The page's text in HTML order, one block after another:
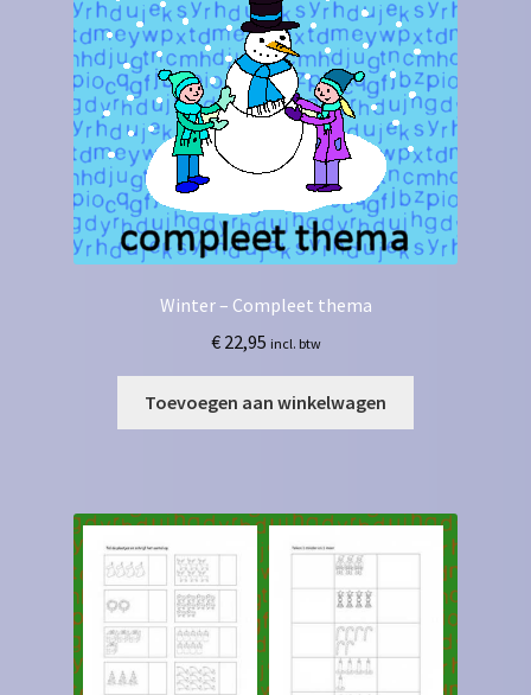
Winter – Compleet thema
€22,95 incl. btw
Toevoegen aan winkelwagen